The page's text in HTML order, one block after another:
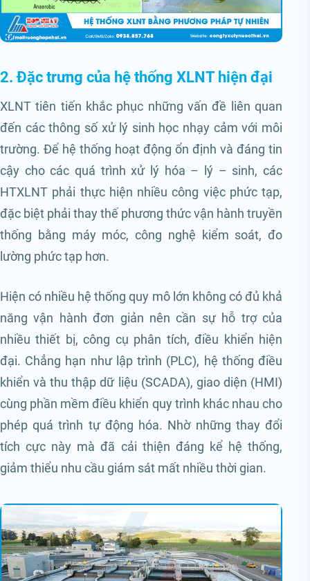
2. Đặc trưng của hệ thống XLNT hiện đại
XLNT tiên tiến khắc phục những vấn đề liên quan
đến các thông số xử lý sinh học nhạy cảm với môi
trường. Để hệ thống hoạt động ổn định và đáng tin
cậy cho các quá trình xử lý hóa – lý – sinh, các
HTXLNT phải thực hiện nhiều công việc phức tạp,
đặc biệt phải thay thế phương thức vận hành truyền
thống bằng máy móc, công nghệ kiểm soát, đo
lường phức tạp hơn.
Hiện có nhiều hệ thống quy mô lớn không có đủ khả
năng vận hành đơn giản nên cần sự hỗ trợ của
nhiều thiết bị, công cụ phân tích, điều khiển hiện
đại. Chẳng hạn như lập trình (PLC), hệ thống điều
khiển và thu thập dữ liệu (SCADA), giao diện (HMI)
cùng phần mềm điều khiển quy trình khác nhau cho
phép quá trình tự động hóa. Nhờ những thay đổi
tích cực này mà đã cải thiện đáng kể hệ thống,
giảm thiểu nhu cầu giám sát mất nhiều thời gian.